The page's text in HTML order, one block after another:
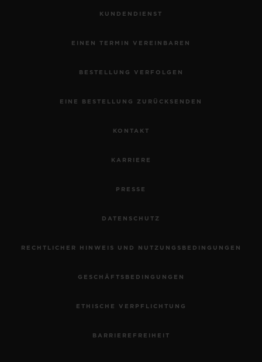
KUNDENDIENST
EINEN TERMIN VEREINBAREN
BESTELLUNG VERFOLGEN
EINE BESTELLUNG ZURÜCKSENDEN
KONTAKT
KARRIERE
PRESSE
DATENSCHUTZ
RECHTLICHER HINWEIS UND NUTZUNGSBEDINGUNGEN
GESCHÄFTSBEDINGUNGEN
ETHISCHE VERPFLICHTUNG
BARRIEREFREIHEIT